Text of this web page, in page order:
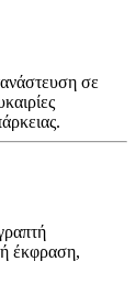
σε
έκφραση,